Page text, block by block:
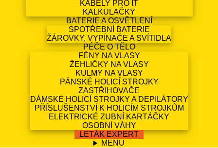
KABELY PRO IT
KALKULAČKY
BATERIE A OSVĚTLENÍ
SPOTŘEBNÍ BATERIE
ŽÁROVKY, VYPÍNAČE A SVÍTIDLA
PÉČE O TĚLO
FÉNY NA VLASY
ŽEHLIČKY NA VLASY
KULMY NA VLASY
PÁNSKÉ HOLICÍ STROJKY
ZASTŘIHOVAČE
DÁMSKÉ HOLICÍ STROJKY A DEPILÁTORY
PŘÍSLUŠENSTVÍ K HOLICÍM STROJKŮM
ELEKTRICKÉ ZUBNÍ KARTÁČKY
OSOBNÍ VÁHY
LETÁK EXPERT
MENU